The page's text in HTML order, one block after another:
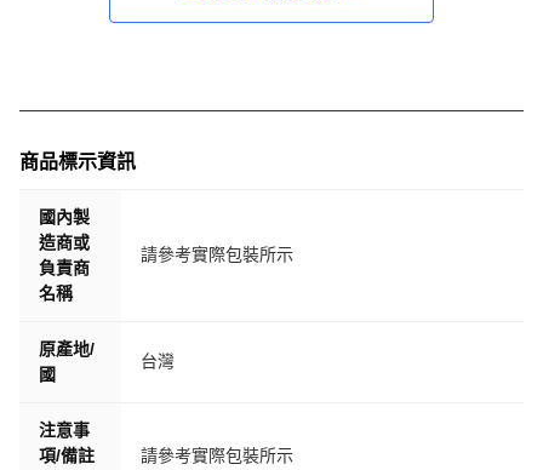
商品標示資訊
國內製
造商或
負責商
名稱
請參考實際包裝所示
原產地/
國
台灣
注意事
項/備註
請參考實際包裝所示